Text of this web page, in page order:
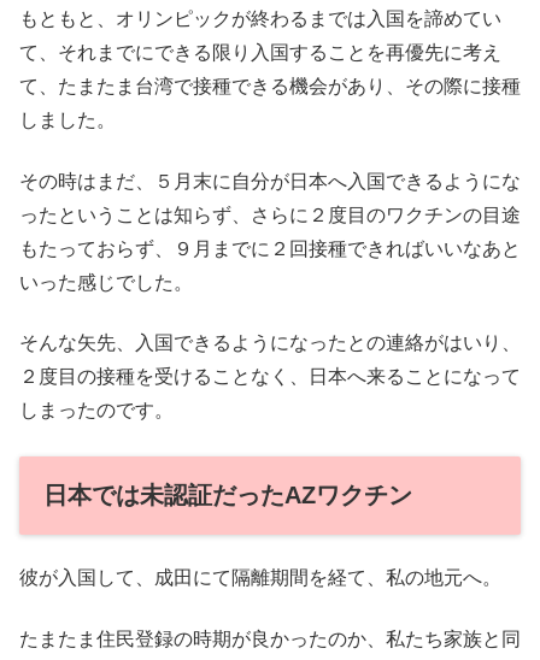
もともと、オリンピックが終わるまでは入国を諦めてい
て、それまでにできる限り入国することを再優先に考え
て、たまたま台湾で接種できる機会があり、その際に接種
しました。
その時はまだ、５月末に自分が日本へ入国できるようにな
ったということは知らず、さらに２度目のワクチンの目途
もたっておらず、９月までに２回接種できればいいなあと
いった感じでした。
そんな矢先、入国できるようになったとの連絡がはいり、
２度目の接種を受けることなく、日本へ来ることになって
しまったのです。
日本では未認証だったAZワクチン
彼が入国して、成田にて隔離期間を経て、私の地元へ。
たまたま住民登録の時期が良かったのか、私たち家族と同